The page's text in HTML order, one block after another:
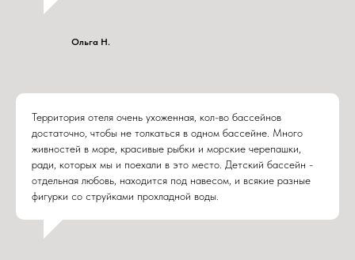
Ольга Н.
Территория отеля очень ухоженная, кол-во бассейнов
достаточно, чтобы не толкаться в одном бассейне. Много
живностей в море, красивые рыбки и морские черепашки,
ради, которых мы и поехали в это место. Детский бассейн -
отдельная любовь, находится под навесом, и всякие разные
фигурки со струйками прохладной воды.